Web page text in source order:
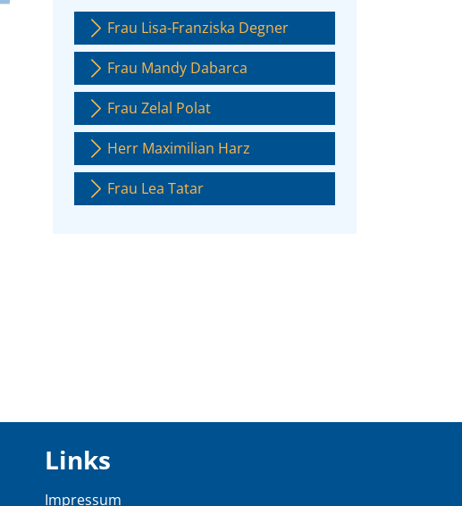
Frau Lisa-Franziska Degner
Frau Mandy Dabarca
Frau Zelal Polat
Herr Maximilian Harz
Frau Lea Tatar
Links
Impressum